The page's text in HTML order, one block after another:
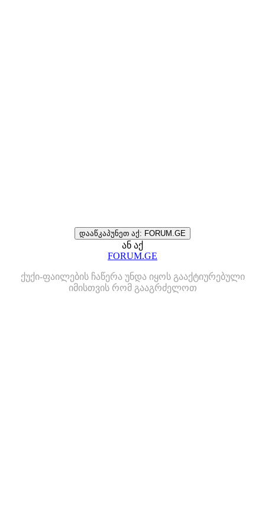
დააწკაპუნეთ აქ: FORUM.GE
ან აქ
FORUM.GE
ქუქი-ფაილების ჩაწერა უნდა იყოს გააქტიურებული
იმისთვის რომ გააგრძელოთ